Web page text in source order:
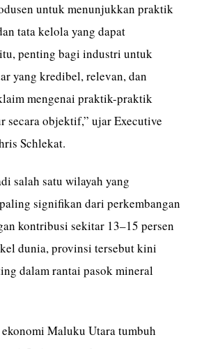
untuk menunjukkan praktik
tata kelola yang dapat
penting bagi industri untuk
yang kredibel, relevan, dan
mengenai praktik-praktik
secara objektif,” ujar Executive
Schlekat.
salah satu wilayah yang
signifikan dari perkembangan
kontribusi sekitar 13–15 persen
dunia, provinsi tersebut kini
dalam rantai pasok mineral
Maluku Utara tumbuh